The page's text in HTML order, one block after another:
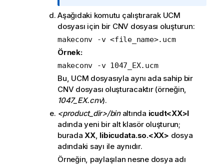
Aşağıdaki komutu çalıştırarak UCM
dosyası için bir CNV dosyası oluşturun:
makeconv -v <file_name>.ucm
Örnek:
makeconv -v 1047_EX.ucm
Bu, UCM dosyasıyla aynı ada sahip bir
CNV dosyası oluşturacaktır (örneğin,
1047_EX.cnv).
<product_dir>/binaltında icudt<XX>l
adında yeni bir alt klasör oluşturun;
buradaXX, libicudata.so.<XX> dosya
adındaki sayı ile aynıdır.
Örneğin, paylaşılan nesne dosya adı